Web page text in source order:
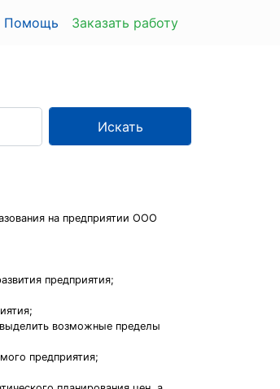
Помощь Заказать работу
Искать
на предприятии ООО
предприятия;
возможные пределы
предприятия;